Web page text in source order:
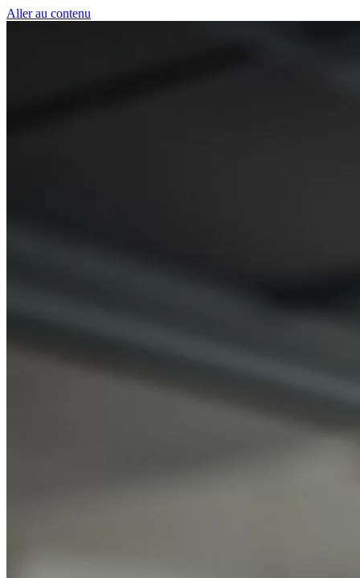
Aller au contenu
Panneau de gestion des cookies